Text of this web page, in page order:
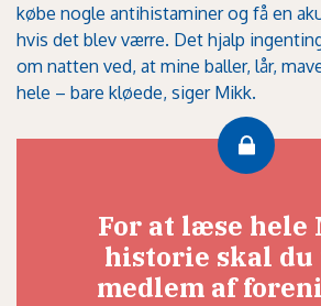
købe nogle antihistaminer og få en
hvis det blev værre. Det hjalp
om natten ved, at mine baller, lår,
hele – bare kløede, siger Mikk.
For at læse hele
historie skal
medlem af